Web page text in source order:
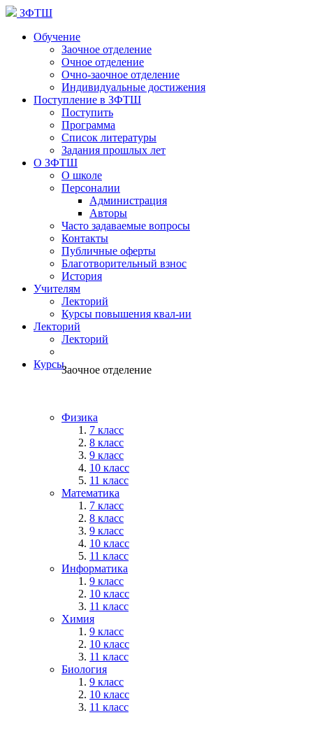
ЗФТШ
Обучение
Заочное отделение
Очное отделение
Очно-заочное отделение
Индивидуальные достижения
Поступление в ЗФТШ
Поступить
Программа
Список литературы
Задания прошлых лет
О ЗФТШ
О школе
Персоналии
Администрация
Авторы
Часто задаваемые вопросы
Контакты
Публичные оферты
Благотворительный взнос
История
Учителям
Лекторий
Курсы повышения квал-ии
Лекторий
Лекторий
КурсыЗаочное отделение
Физика
7 класс
8 класс
9 класс
10 класс
11 класс
Математика
7 класс
8 класс
9 класс
10 класс
11 класс
Информатика
9 класс
10 класс
11 класс
Химия
9 класс
10 класс
11 класс
Биология
9 класс
10 класс
11 класс